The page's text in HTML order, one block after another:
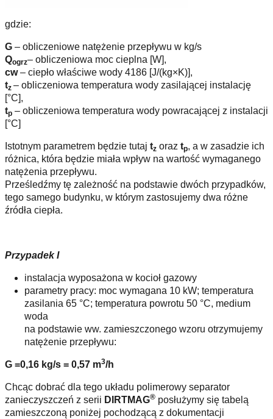
gdzie:
G – obliczeniowe natężenie przepływu w kg/s
Qogrz– obliczeniowa moc cieplna [W],
cw– ciepło właściwe wody 4186 [J/(kg×K)],
tz – obliczeniowa temperatura wody zasilającej instalację
[°C],
tp – obliczeniowa temperatura wody powracającej z instalacji
[°C]
Istotnym parametrem będzie tutaj tz oraz tp, a w zasadzie ich
różnica, która będzie miała wpływ na wartość wymaganego
natężenia przepływu.
Prześledźmy tę zależność na podstawie dwóch przypadków,
tego samego budynku, w którym zastosujemy dwa różne
źródła ciepła.
Przypadek I
instalacja wyposażona w kocioł gazowy
parametry pracy: moc wymagana 10 kW; temperatura
zasilania 65 °C; temperatura powrotu 50 °C, medium
woda
na podstawie ww. zamieszczonego wzoru otrzymujemy
natężenie przepływu:
G =0,16 kg/s = 0,57 m3/h
Chcąc dobrać dla tego układu polimerowy separator
zanieczyszczeń z serii DIRTMAG® posłużymy się tabelą
zamieszczoną poniżej pochodzącą z dokumentacji